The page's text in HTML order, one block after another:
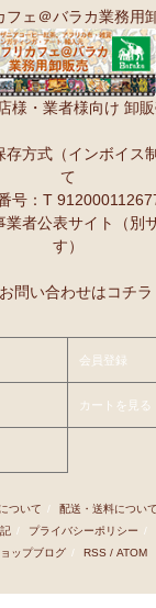
企画】ティンガティ
ョップ
ス〉 参加予約受付中！
半袖シャツ～キテン
～もったいない～カ
！
ンガティンガ・カレ
◇で仕立てた新作登場
『ニッポンの技×アフ
エリー 新入荷！～ザ
の民話を読もうというこ
ました。
ると、子ども達の笑顔が
も、お腹を抱えて笑う子
ども、、、
ティンガ・アートへ
は大変気にいっています。
作品を紹介して頂き、あ
品があります。
で素敵です。形もいいけ
と合わせて2つを重ねづ
リカンプライドへの
く美味しいです。
方限定■全国送料無
ェ＠バラカ業務用
様・業者様向け 卸
方式（インボイス
て
号：T
業者公表サイト（別
す）
問い合わせはコチラ
会員登録
カートを見る
ついて / 配送・送料について
/ プライバシーポリシー /
ップブログ / RSS / ATOM